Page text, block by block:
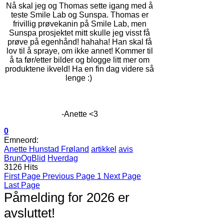
Nå skal jeg og Thomas sette igang med å
teste Smile Lab og Sunspa. Thomas er
frivillig prøvekanin på Smile Lab, men
Sunspa prosjektet mitt skulle jeg visst få
prøve på egenhånd! hahaha! Han skal få
lov til å spraye, om ikke annet! Kommer til
å ta før/etter bilder og blogge litt mer om
produktene ikveld! Ha en fin dag videre så
lenge :)
-Anette <3
0
Emneord:
Anette Hunstad Frøland artikkel avis
BrunOgBlid Hverdag
3126 Hits
First Page Previous Page 1 Next Page
Last Page
Påmelding for 2026 er
avsluttet!